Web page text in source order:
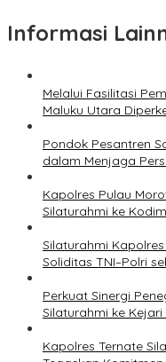
Informasi
Melalui Fasilitasi
Maluku Utara
Pondok Pesantren
dalam Menjaga
Kapolres Pulau
Silaturahmi ke
Silaturahmi
Soliditas TNI–Polri
Perkuat Sinergi
Silaturahmi ke Kejari
Kapolres Ternate